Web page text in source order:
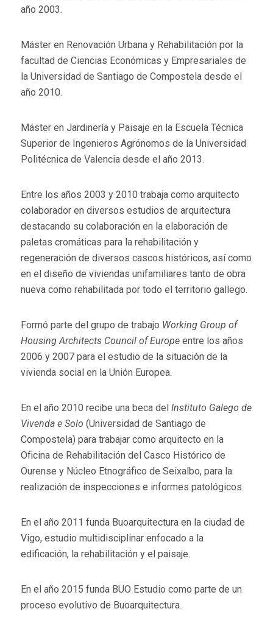
año 2003.
Máster en Renovación Urbana y Rehabilitación por la
facultad de Ciencias Económicas y Empresariales de
la Universidad de Santiago de Compostela desde el
año 2010.
Máster en Jardinería y Paisaje en la Escuela Técnica
Superior de Ingenieros Agrónomos de la Universidad
Politécnica de Valencia desde el año 2013.
Entre los años 2003 y 2010 trabaja como arquitecto
colaborador en diversos estudios de arquitectura
destacando su colaboración en la elaboración de
paletas cromáticas para la rehabilitación y
regeneración de diversos cascos históricos, así como
en el diseño de viviendas unifamiliares tanto de obra
nueva como rehabilitada por todo el territorio gallego.
Formó parte del grupo de trabajo Working Group of
Housing Architects Council of Europe entre los años
2006 y 2007 para el estudio de la situación de la
vivienda social en la Unión Europea.
En el año 2010 recibe una beca delInstituto Galego de
Vivenda e Solo (Universidad de Santiago de
Compostela) para trabajar como arquitecto en la
Oficina de Rehabilitación del Casco Histórico de
Ourense y Núcleo Etnográfico de Seixalbo, para la
realización de inspecciones e informes patológicos.
En el año 2011 funda Buoarquitectura en la ciudad de
Vigo, estudio multidisciplinar enfocado a la
edificación, la rehabilitación y el paisaje.
En el año 2015 funda BUO Estudio como parte de un
proceso evolutivo de Buoarquitectura.